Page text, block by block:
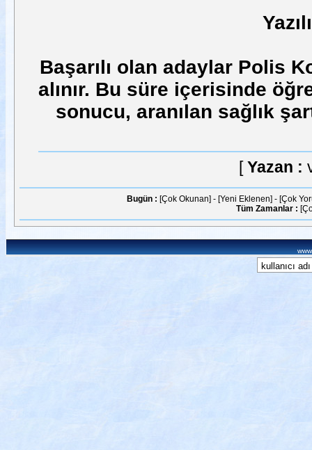
Başarılı olan adaylar Polis
alınır. Bu süre içerisinde
sonucu, aranılan sağlık
[Yazan :
Bugün : [Çok Okunan] - [Yeni Eklenen] - [Çok
Tüm Zamanlar :